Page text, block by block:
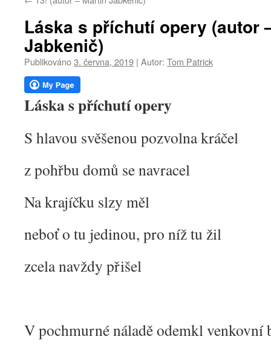
webu
Láska s příchutí opery (autor
Jabkenič)
Publikováno3. června, 2019 | Autor: Tom Patrick
Láska s příchutí opery
S hlavou svěšenou pozvolna kráčel
z pohřbu domů se navracel
Na krajíčku slzy měl
neboť o tu jedinou, pro níž tu žil
zcela navždy přišel
V pochmurné náladě odemkl venkovní